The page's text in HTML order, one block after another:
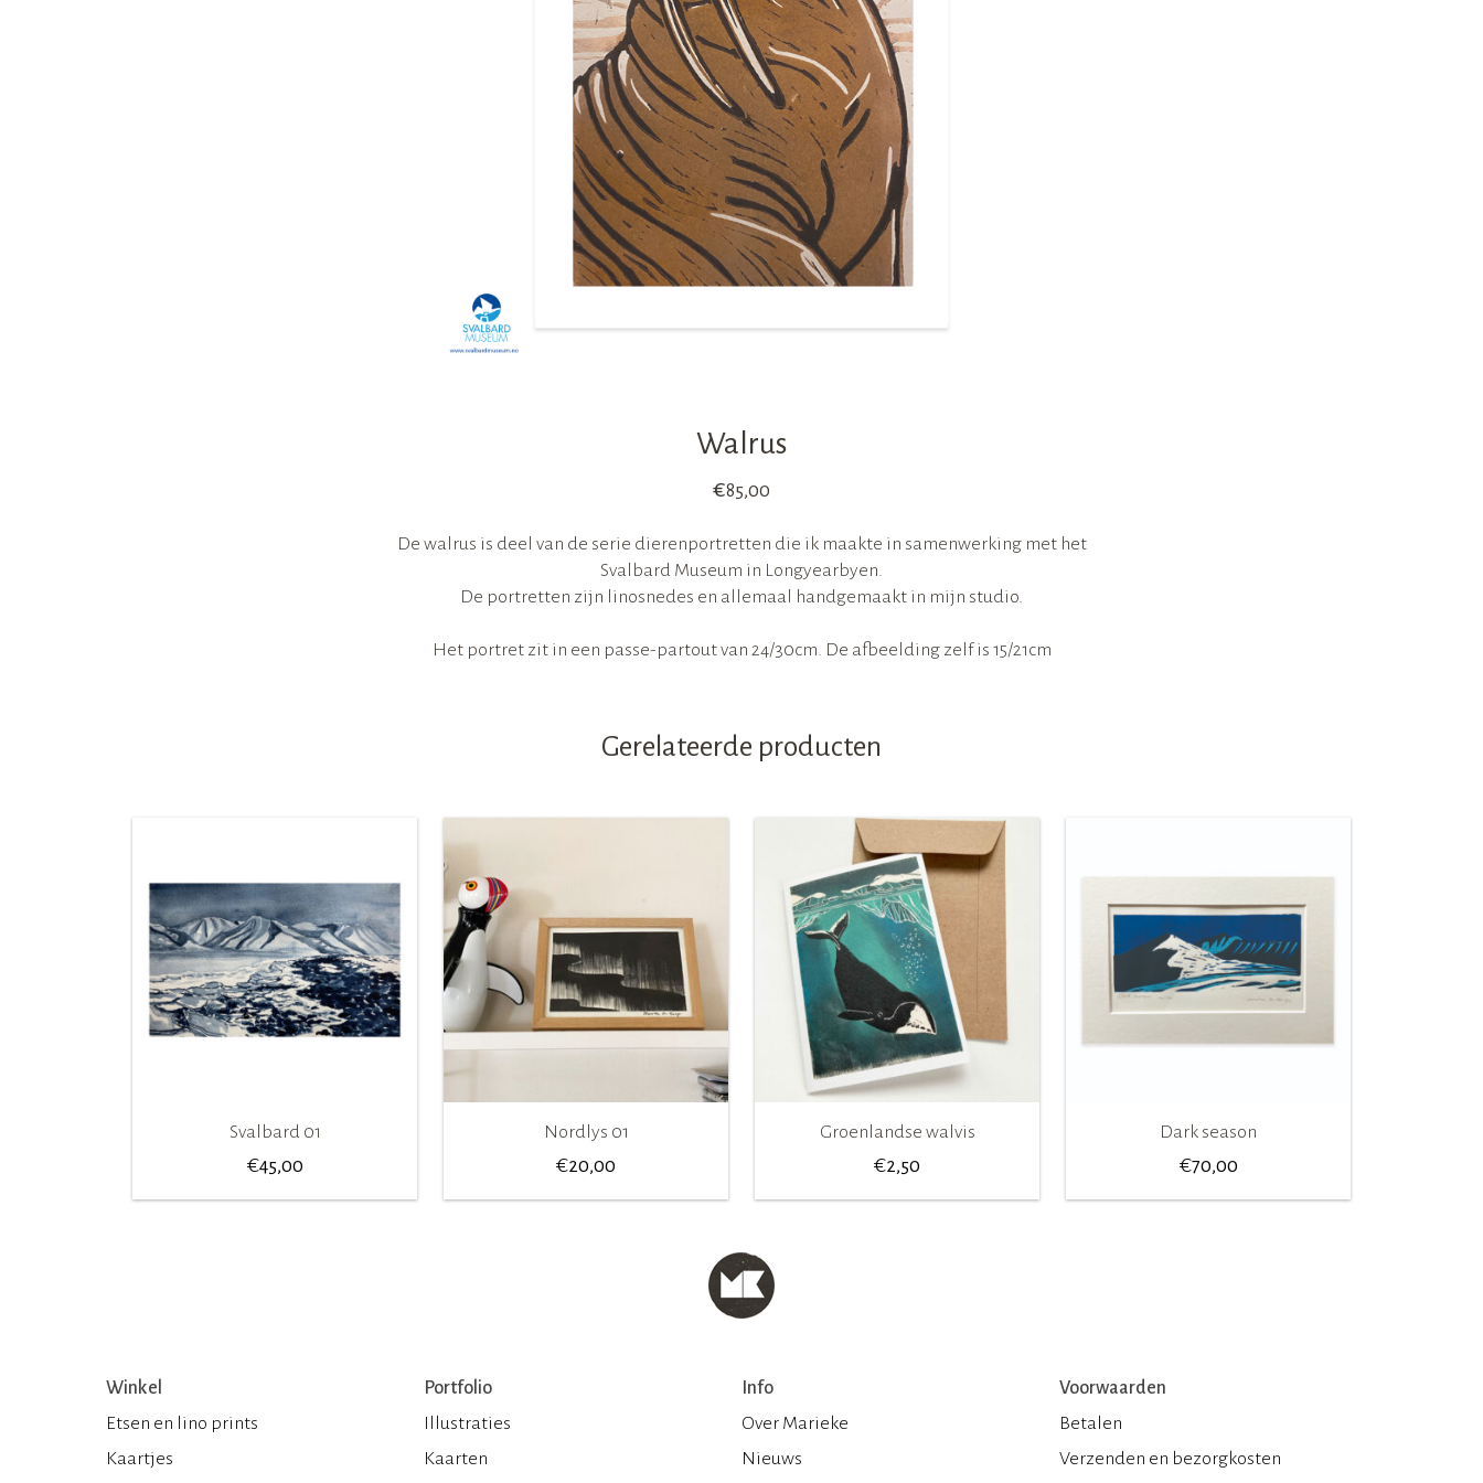
Walrus
€85,00
De walrus is deel van de serie dierenportretten die ik maakte in samenwerking met het
Svalbard Museum in Longyearbyen.
De portretten zijn linosnedes en allemaal handgemaakt in mijn studio.
Het portret zit in een passe-partout van 24/30cm. De afbeelding zelf is 15/21cm
Gerelateerde producten
Svalbard 01
€45,00
Nordlys 01
€20,00
Groenlandse walvis
€2,50
Dark season
€70,00
Winkel
Etsen en lino prints
Kaartjes
Portfolio
Illustraties
Kaarten
Info
Over Marieke
Nieuws
Voorwaarden
Betalen
Verzenden en bezorgkosten